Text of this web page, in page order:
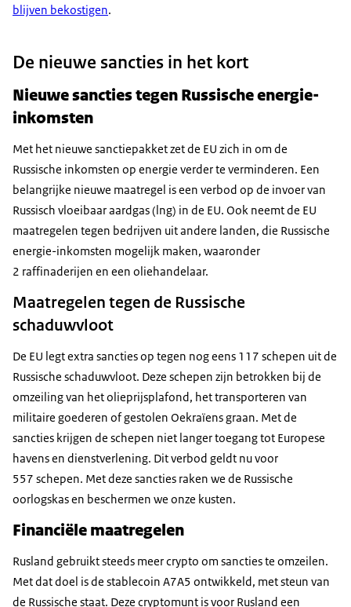
blijven bekostigen.
De nieuwe sancties in het kort
Nieuwe sancties tegen Russische energie-
inkomsten
Met het nieuwe sanctiepakket zet de EU zich in om de
Russische inkomsten op energie verder te verminderen. Een
belangrijke nieuwe maatregel is een verbod op de invoer van
Russisch vloeibaar aardgas (lng) in de EU. Ook neemt de EU
maatregelen tegen bedrijven uit andere landen, die Russische
energie-inkomsten mogelijk maken, waaronder
2 raffinaderijen en een oliehandelaar.
Maatregelen tegen de Russische
schaduwvloot
De EU legt extra sancties op tegen nog eens 117 schepen uit de
Russische schaduwvloot. Deze schepen zijn betrokken bij de
omzeiling van het olieprijsplafond, het transporteren van
militaire goederen of gestolen Oekraïens graan. Met de
sancties krijgen de schepen niet langer toegang tot Europese
havens en dienstverlening. Dit verbod geldt nu voor
557 schepen. Met deze sancties raken we de Russische
oorlogskas en beschermen we onze kusten.
Financiële maatregelen
Rusland gebruikt steeds meer crypto om sancties te omzeilen.
Met dat doel is de stablecoin A7A5 ontwikkeld, met steun van
de Russische staat. Deze cryptomunt is voor Rusland een